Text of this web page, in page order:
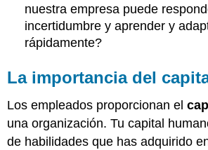
nuestra empresa puede
incertidumbre y aprender y
rápidamente?
La importancia del
Los empleados proporcionan el
una organización. Tu capital
de habilidades que has adquirido